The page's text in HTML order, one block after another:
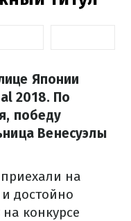
Японии
2018. По
победу
Венесуэлы
на
достойно
конкурсе